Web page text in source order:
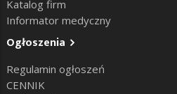
Katalog firm
Informator medyczny
Ogłoszenia
Regulamin ogłoszeń
CENNIK